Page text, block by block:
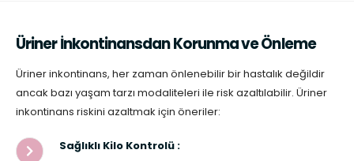
Üriner İnkontinansdan Korunma ve Önleme
Üriner inkontinans, her zaman önlenebilir bir hastalık değildir
ancak bazı yaşam tarzı modaliteleri ile risk azaltılabilir. Üriner
inkontinans riskini azaltmak için öneriler:
Sağlıklı Kilo Kontrolü :